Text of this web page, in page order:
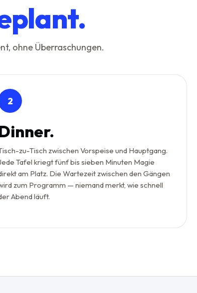
ohne Überraschungen.
2
zu-Tisch zwischen Vorspeise und Hauptgang.
Tafel kriegt fünf bis sieben Minuten Magie
am Platz. Die Wartezeit zwischen den Gängen
zum Programm — niemand merkt, wie schnell
Abend läuft.